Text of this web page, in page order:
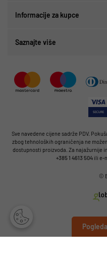
Informacije za kupce
Saznajte više
Sve navedene cijene sadrže PDV.
zbog tehnoloških ograničenja ne
dostupnosti proizvoda. Za najažurnije
+385 1 4613 504ili e-
©